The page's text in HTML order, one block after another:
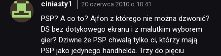
ciniasty1 20 czerwca 2010 o 10:41
PSP? A co to? Ajfon z którego nie można dzwonić?
DS bez dotykowego ekranu i z malutkim wyborem
gier? Dziwne że PSP chwalą tylko ci, którzy mają
PSP jako jedynego handhelda. Trzy do pięciu